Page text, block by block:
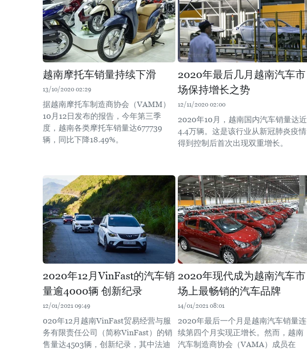
越南摩托车销量持续下滑
13/10/2020 02:29
据越南摩托车制造商协会（VAMM）
10月12日发布的报告，今年第三季
度，越南各类摩托车销量达677739
辆，同比下降18.49%。
2020年最后几月越南汽车市
场保持增长之势
12/11/2020 02:00
2020年10月，越南国内汽车销量达近
4.4万辆。这是该行业从新冠肺炎疫情
得到控制后首次出现双重增长。
2020年12月VinFast的汽车销
量逾4000辆 创新纪录
12/01/2021 09:49
020年12月越南VinFast贸易经营与服
务有限责任公司（简称VinFast）的销
售量达4503辆，创新纪录，其中法迪
2020年现代成为越南汽车市
场上最畅销的汽车品牌
14/01/2021 08:01
2020年最后一个月是越南汽车销量连
续第四个月实现正增长。然而，越南
汽车制造商协会（VAMA）成员在